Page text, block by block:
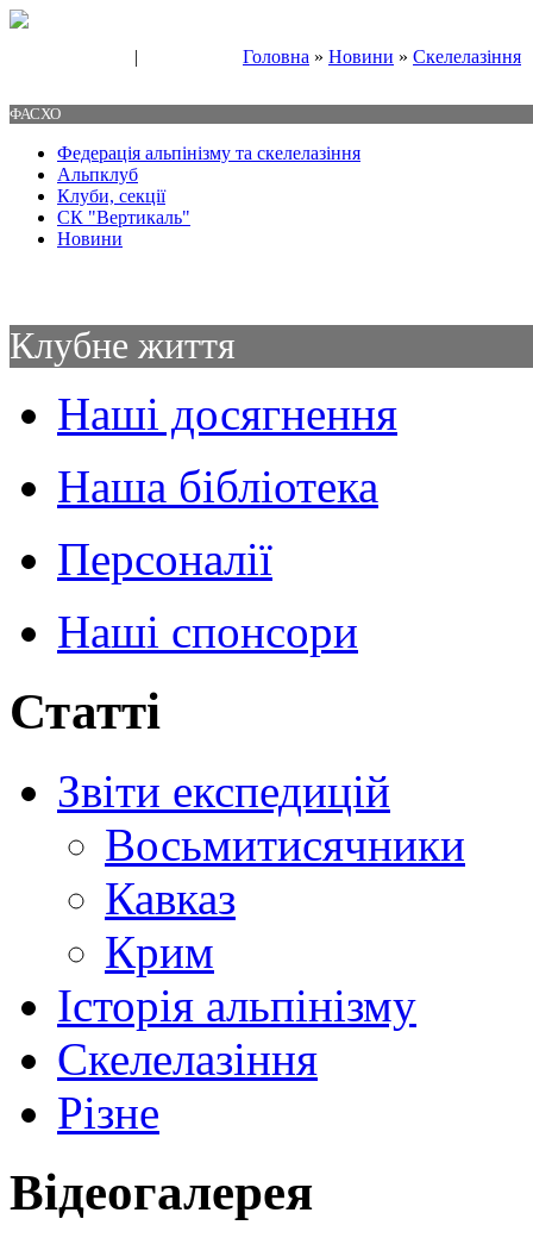
| Головна » Новини » Скелелазіння
ФАСХО
Федерація альпінізму та скелелазіння
Альпклуб
Клуби, секції
СК "Вертикаль"
Новини
Клубне життя
Наші досягнення
Наша бібліотека
Персоналії
Наші спонсори
Статті
Звіти експедицій
Восьмитисячники
Кавказ
Крим
Історія альпінізму
Скелелазіння
Різне
Відеогалерея